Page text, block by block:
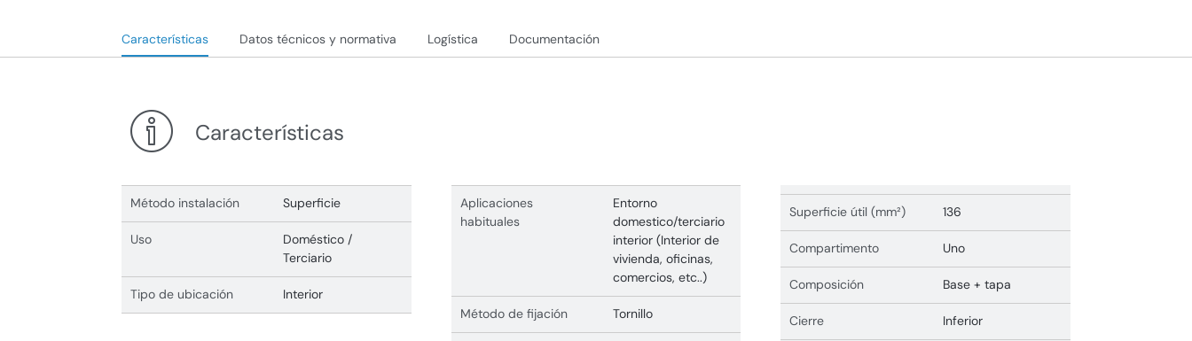
Características Datos técnicos y normativa Logística Documentación
Características
Método instalación Superficie
Uso
Doméstico /
Terciario
Tipo de ubicación Interior
Aplicaciones
habituales
Entorno
domestico/terciario
interior (Interior de
vivienda, oficinas,
comercios, etc..)
Método de fijación Tornillo
Superficie útil (mm²) 136
Compartimento Uno
Composición Base + tapa
Cierre Inferior